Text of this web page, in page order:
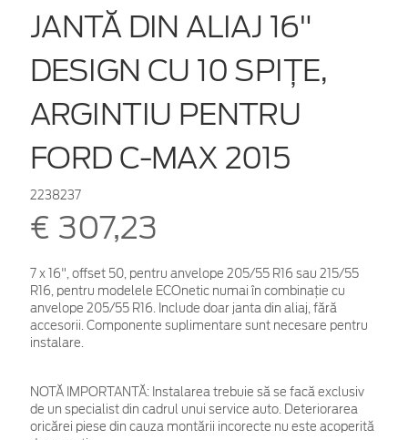
JANTĂ DIN ALIAJ 16"
DESIGN CU 10 SPIŢE,
ARGINTIU PENTRU
FORD C-MAX 2015
2238237
€ 307,23
7 x 16", offset 50, pentru anvelope 205/55 R16 sau 215/55
R16, pentru modelele ECOnetic numai în combinaţie cu
anvelope 205/55 R16. Include doar janta din aliaj, fără
accesorii. Componente suplimentare sunt necesare pentru
instalare.
NOTĂ IMPORTANTĂ: Instalarea trebuie să se facă exclusiv
de un specialist din cadrul unui service auto. Deteriorarea
oricărei piese din cauza montării incorecte nu este acoperită